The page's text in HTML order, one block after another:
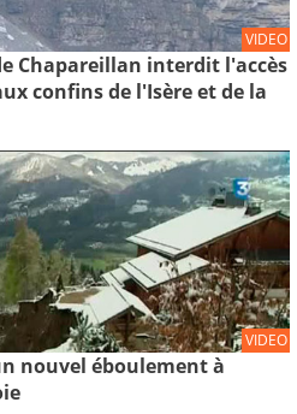
VIDEO
Chapareillan interdit l'accès
confins de l'Isère et de la
VIDEO
nouvel éboulement à